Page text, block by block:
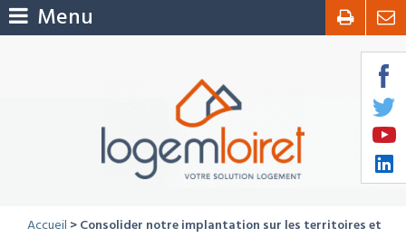
Menu
Accueil > Consolider notre implantation sur les territoires et